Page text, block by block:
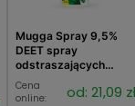
Mugga Spray 9,5%
DEET spray
odstraszających
komary, kleszcze i
inne insekty
Cena
online:
od: 21,09 zł